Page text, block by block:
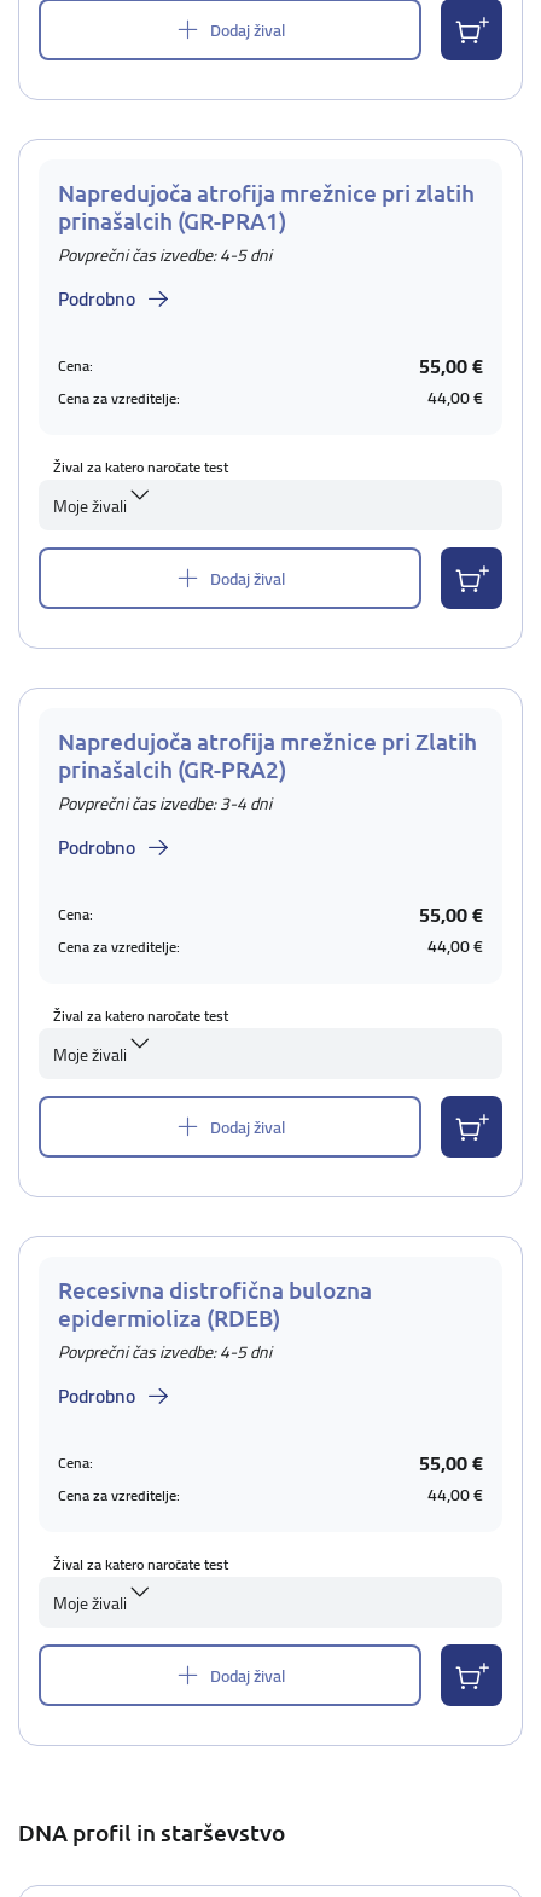
Dodaj žival
Napredujoča atrofija mrežnice pri zlatih
prinašalcih (GR-PRA1)
Povprečni čas izvedbe: 4-5 dni
Podrobno
Cena: 55,00 €
Cena za vzreditelje: 44,00 €
Žival za katero naročate test
Moje živali
Dodaj žival
Napredujoča atrofija mrežnice pri Zlatih
prinašalcih (GR-PRA2)
Povprečni čas izvedbe: 3-4 dni
Podrobno
Cena: 55,00 €
Cena za vzreditelje: 44,00 €
Žival za katero naročate test
Moje živali
Dodaj žival
Recesivna distrofična bulozna
epidermioliza (RDEB)
Povprečni čas izvedbe: 4-5 dni
Podrobno
Cena: 55,00 €
Cena za vzreditelje: 44,00 €
Žival za katero naročate test
Moje živali
Dodaj žival
DNA profil in starševstvo